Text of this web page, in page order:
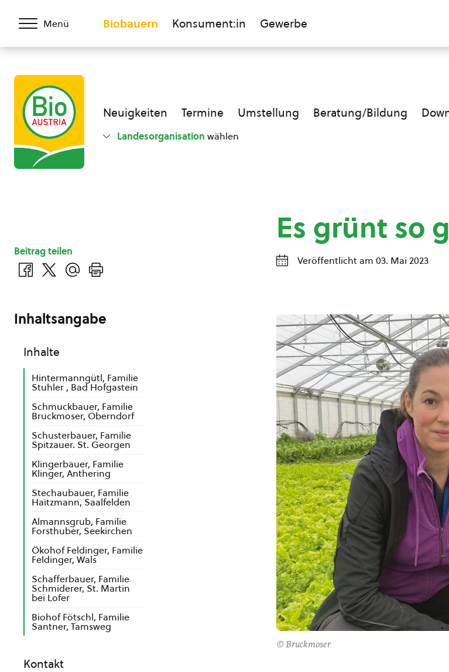
Menü Biobauern Konsument:in Gewerbe
Neuigkeiten Termine Umstellung Beratung/Bildung
Landesorganisation wählen
Es grünt so
Veröffentlicht am 03. Mai 2023
© Bruckmoser
Beitrag teilen
Inhaltsangabe
Inhalte
Hintermanngütl, Familie
Stuhler , Bad Hofgastein
Schmuckbauer, Familie
Bruckmoser, Oberndorf
Schusterbauer, Familie
Spitzauer. St. Georgen
Klingerbauer, Familie
Klinger, Anthering
Stechaubauer, Familie
Haitzmann, Saalfelden
Almannsgrub, Familie
Forsthuber, Seekirchen
Ökohof Feldinger, Familie
Feldinger, Wals
Schafferbauer, Familie
Schmiderer, St. Martin
bei Lofer
Biohof Fötschl, Familie
Santner, Tamsweg
Kontakt